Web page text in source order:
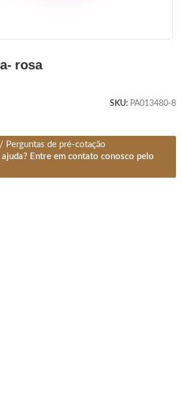
rosa
SKU: PA013480-8
Perguntas de pré-cotação
ajuda? Entre em contato conosco pelo